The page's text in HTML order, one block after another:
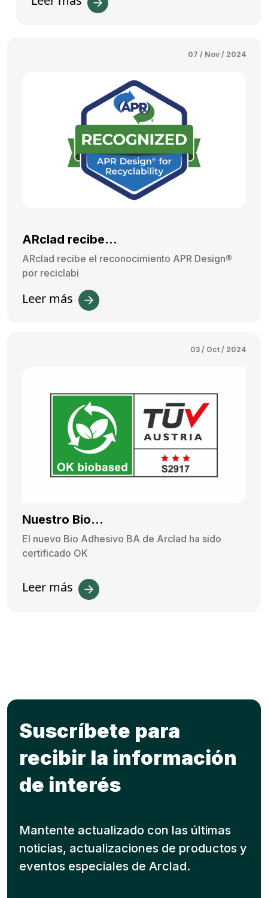
07 / Nov / 2024
ARclad recibe...
ARclad recibe el reconocimiento APR Design®
por reciclabi
Leer más
03 / Oct / 2024
Nuestro Bio...
El nuevo Bio Adhesivo BA de Arclad ha sido
certificado OK
Leer más
Suscríbete para
recibir la información
de interés
Mantente actualizado con las últimas
noticias, actualizaciones de productos y
eventos especiales de Arclad.